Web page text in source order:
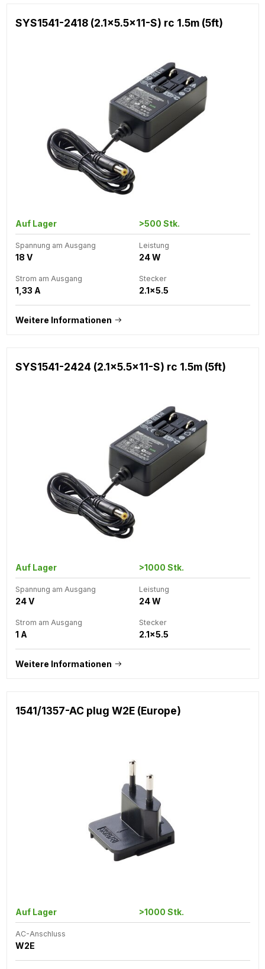
SYS1541-2418 (2.1x5.5x11-S) rc 1.5m (5ft)
Auf Lager >500 Stk.
Spannung am Ausgang
18 V
Leistung
24 W
Strom am Ausgang
1,33 A
Stecker
2.1x5.5
Weitere Informationen
SYS1541-2424 (2.1x5.5x11-S) rc 1.5m (5ft)
Auf Lager >1000 Stk.
Spannung am Ausgang
24 V
Leistung
24 W
Strom am Ausgang
1 A
Stecker
2.1x5.5
Weitere Informationen
1541/1357-AC plug W2E (Europe)
Auf Lager >1000 Stk.
AC-Anschluss
W2E